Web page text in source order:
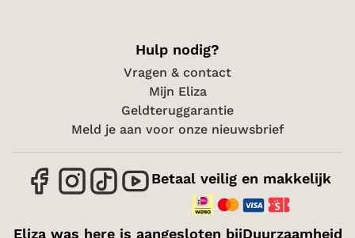
Hulp nodig?
Vragen & contact
Mijn Eliza
Geldteruggarantie
Meld je aan voor onze nieuwsbrief
Betaal veilig en makkelijk
Eliza was here is aangesloten bijDuurzaamheid